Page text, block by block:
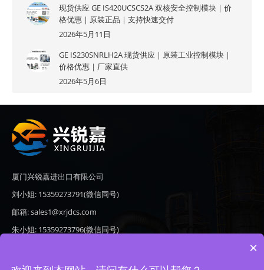
现货供应 GE IS420UCSCS2A 双核安全控制模块｜价
格优惠｜原装正品｜支持快速交付
2026年5月11日
GE IS230SNRLH2A 现货供应｜原装工业控制模块｜
价格优惠｜厂家直供
2026年5月6日
厦门兴锐嘉进出口有限公司
刘小姐: 15359273791(微信同号)
邮箱: sales1@xrjdcs.com
朱小姐: 15359273796(微信同号)
地址: 厦门市翔安区新澳路510号海峡现代城A座6楼609
×